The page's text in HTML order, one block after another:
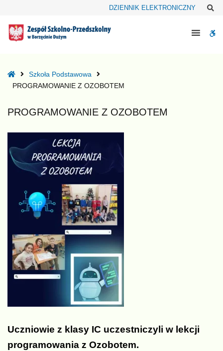
OZOBOTEM
DZIENNIK ELEKTRONICZNY
HomeSzkoła Podstawowa
PROGRAMOWANIE Z OZOBOTEM
PROGRAMOWANIE Z OZOBOTEM
Uczniowie z klasy IC uczestniczyli w lekcji
programowania z Ozobotem.